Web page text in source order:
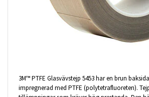
3M™ PTFE Glasvävstejp 5453 har en brun
impregnerad med PTFE (polytetrafluoreten).